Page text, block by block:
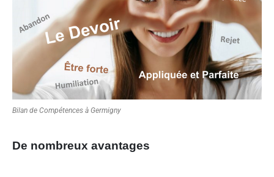
Bilan de Compétences à Germigny
De nombreux avantages